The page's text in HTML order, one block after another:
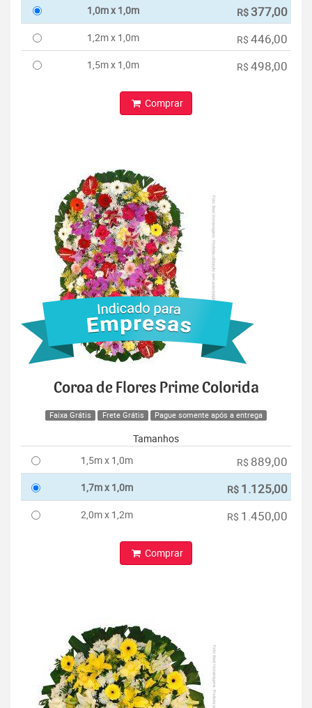
1,0m x 1,0m
R$ 377,00
1,2m x 1,0m R$ 446,00
1,5m x 1,0m R$ 498,00
Comprar
Coroa de Flores Prime Colorida
Faixa Grátis Frete Grátis Pague somente após a entrega
Tamanhos
1,5m x 1,0m
R$ 889,00
1,7m x 1,0m R$ 1.125,00
2,0m x 1,2m R$ 1.450,00
Comprar